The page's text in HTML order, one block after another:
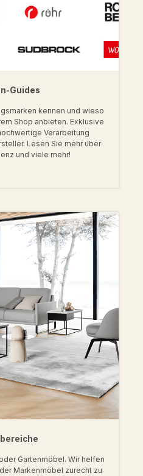
Guides
kennen und wieso
Shop anbieten. Exklusive
Verarbeitung
Lesen Sie mehr über
und viele mehr!
Gartenmöbel. Wir helfen
Markenmöbel zurecht zu